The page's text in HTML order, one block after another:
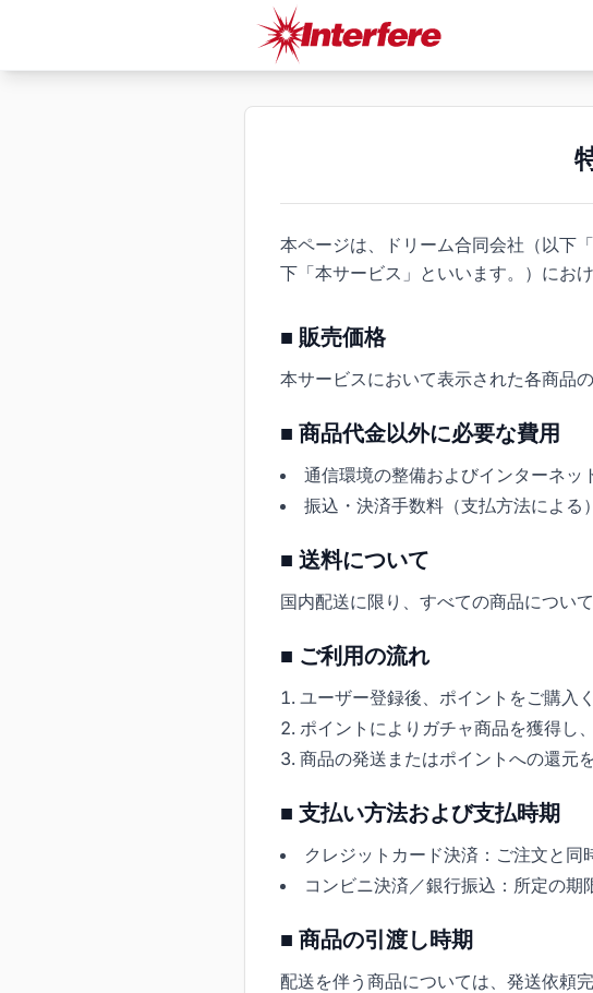
本ページは、ドリーム合同会社（以下
下「本サービス」といいます。）にお
■ 販売価格
本サービスにおいて表示された各商品
■ 商品代金以外に必要な費用
通信環境の整備およびインターネッ
振込・決済手数料（支払方法による）
■ 送料について
国内配送に限り、すべての商品につい
■ ご利用の流れ
ユーザー登録後、ポイントをご購入く
ポイントによりガチャ商品を獲得し
商品の発送またはポイントへの還元
■ 支払い方法および支払時期
クレジットカード決済：ご注文と同
コンビニ決済／銀行振込：所定の期
■ 商品の引渡し時期
配送を伴う商品については、発送依頼